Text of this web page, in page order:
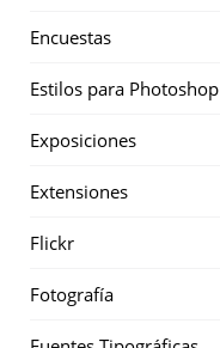
Encuestas
Estilos para Photoshop
Exposiciones
Extensiones
Flickr
Fotografía